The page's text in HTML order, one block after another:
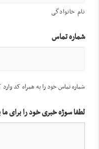
نام خانوادگی
شماره تماس
شماره تماس خود را به همراه کد وارد
لطفا سوژه خبری خود را برای ما